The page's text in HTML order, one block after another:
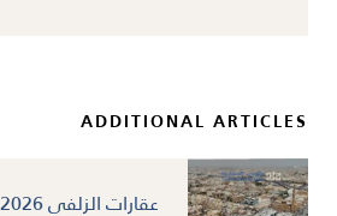
ADDITIONAL ARTICLES